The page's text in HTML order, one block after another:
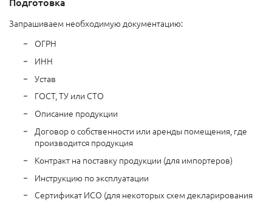
Запрашиваем необходимую документацию:
ОГРН
ИНН
Устав
ГОСТ, ТУ или СТО
Описание продукции
Договор о собственности или аренды помещения, где
производится продукция
Контракт на поставку продукции (для импортеров)
Инструкцию по эксплуатации
Сертификат ИСО (для некоторых схем декларирования